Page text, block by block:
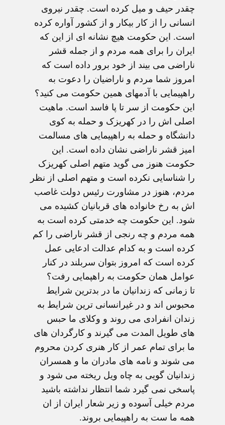
چقدر حیف و میل کرده است. چقدر نیروی
انسانی را از کار بیکار و از کشور آواره کرده
است. این حکومت هیچ نشانه ای از این که
ایران را برای همه مردم و از جمله قشر
ناراضی می بیند از خود برور داده است که
امروز شما مردم و ناراضیان را دعوت به
راهپیمایی با آدمهای همین حکومت می کنید؟
این حکومت از سر تا پا فاسد است. ماهیت
اصلی اش را در کهریزک و حمله به کوی
دانشگاه و حمله به راهپیمایی های مسالمت
امیز قشر ناراضی نشان داده است. این
حکومت هنوز می گوید متهم اصلی کهریزک
را شناسایی نکرده است و متهم اصلی از نظر
مردم، هنوز در مشاورت رئیس دولت غاصب
اش به رخ خانواده های قربانیان کشیده می
شود. این حکومت چه خدمتی کرده است به
همه مردم و چه رنجی از قشر ناراضی را کم
کرده است و به کدام عدالت ادعایی عمل
کرده است که امروز بتوان سربلند در کنار
عوامل همان حکومت به راهپمایی رفت؟
تا زمانی که زندانیان ما در بدترین شرایط
محبوس اند و در غیرانسانی ترین شرایط به
زندان انفرادی می روند و وکلای ما حبس
های طویل المدت می گیرند و کارگردان های
ما برای تمام عمر از کار هنری کردن محروم
می شوند و نامه های مادران ما و همسران
زندانیان گویی به چاه ویل ریخته می شود و
پاسخی نمی گیرد شما انتظار نداشته باشید
مردم خیلی آسوده و زیر شعار ایران از ان
همه ما ست به راهپیمایی بروند.